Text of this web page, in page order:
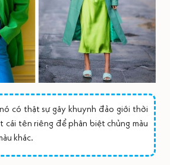
có thật sự gây khuynh đảo giới thời
cái tên riêng để phân biệt chủng màu
khác.